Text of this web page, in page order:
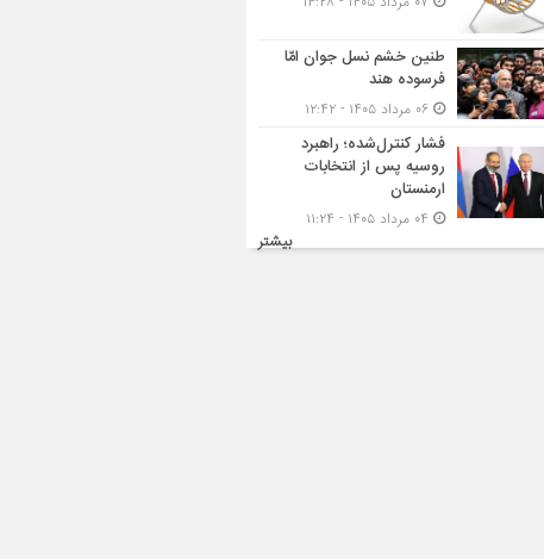
طنین خشم نسل جوان امّا
فرسوده هند
فشار کنترل‌شده؛ راهبرد
روسیه پس از انتخابات
ارمنستان
بیشتر